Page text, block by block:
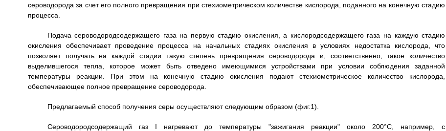
сероводорода за счет его полного превращения при стехиометрическом количестве кислорода, поданного на конечную стадию
процесса.
Подача сероводородсодержащего газа на первую стадию окисления, а кислородсодержащего газа на каждую стадию
окисления обеспечивает проведение процесса на начальных стадиях окисления в условиях недостатка кислорода, что
позволяет получать на каждой стадии такую степень превращения сероводорода и, соответственно, такое количество
выделившегося тепла, которое может быть отведено имеющимися устройствами при условии соблюдения заданной
температуры реакции. При этом на конечную стадию окисления подают стехиометрическое количество кислорода,
обеспечивающее полное превращение сероводорода.
Предлагаемый способ получения серы осуществляют следующим образом (фиг.1).
Сероводородсодержащий газ I нагревают до температуры "зажигания реакции" около 200°C, например, с